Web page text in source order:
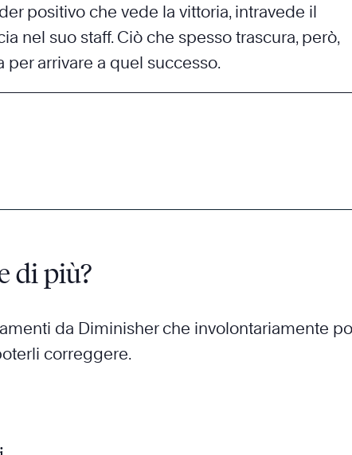
positivo che vede la vittoria, intravede il
nel suo staff. Ciò che spesso trascura, però,
per arrivare a quel successo.
di più?
da Diminisher che involontariamente
correggere.